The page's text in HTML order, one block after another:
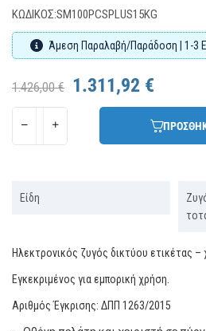
ΚΩΔΙΚΌΣ:SM100PCSPLUS15KG
Άμεση Παραλαβή/Παράδοση | 1-3
1.426,00 € 1.311,92 €
Είδη
Ηλεκτρονικός ζυγός δικτύου ετικέτας –
Εγκεκριμένος για εμπορική χρήση.
Αριθμός Έγκρισης: ΔΠΠ 1263/2015